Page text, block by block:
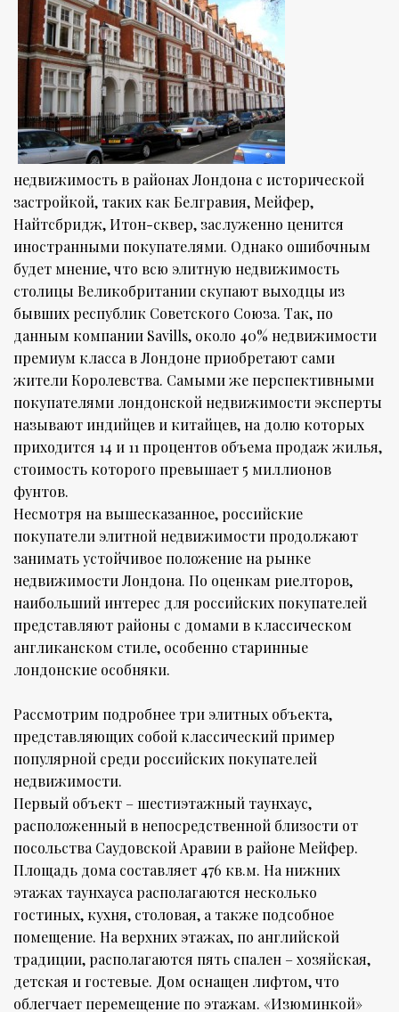
недвижимость в районах Лондона с исторической
застройкой, таких как Белгравия, Мейфер,
Найтсбридж, Итон-сквер, заслуженно ценится
иностранными покупателями. Однако ошибочным
будет мнение, что всю элитную недвижимость
столицы Великобритании скупают выходцы из
бывших республик Советского Союза. Так, по
данным компании Savills, около 40% недвижимости
премиум класса в Лондоне приобретают сами
жители Королевства. Самыми же перспективными
покупателями лондонской недвижимости эксперты
называют индийцев и китайцев, на долю которых
приходится 14 и 11 процентов объема продаж жилья,
стоимость которого превышает 5 миллионов
фунтов.
Несмотря на вышесказанное, российские
покупатели элитной недвижимости продолжают
занимать устойчивое положение на рынке
недвижимости Лондона. По оценкам риелторов,
наибольший интерес для российских покупателей
представляют районы с домами в классическом
англиканском стиле, особенно старинные
лондонские особняки.
Рассмотрим подробнее три элитных объекта,
представляющих собой классический пример
популярной среди российских покупателей
недвижимости.
Первый объект – шестиэтажный таунхаус,
расположенный в непосредственной близости от
посольства Саудовской Аравии в районе Мейфер.
Площадь дома составляет 476 кв.м. На нижних
этажах таунхауса располагаются несколько
гостиных, кухня, столовая, а также подсобное
помещение. На верхних этажах, по английской
традиции, располагаются пять спален – хозяйская,
детская и гостевые. Дом оснащен лифтом, что
облегчает перемещение по этажам. «Изюминкой»